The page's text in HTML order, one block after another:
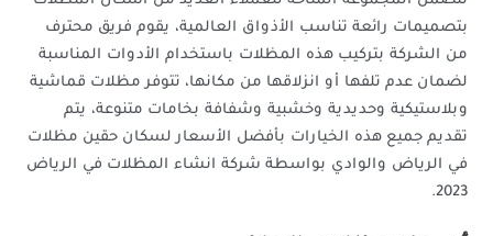
بتصميمات رائعة تناسب الأذواق العالمية، يقوم فريق محترف
من الشركة بتركيب هذه المظلات باستخدام الأدوات المناسبة
لضمان عدم تلفها أو انزلاقها من مكانها، تتوفر مظلات قماشية
وبلاستيكية وحديدية وخشبية وشفافة بخامات متنوعة، يتم
تقديم جميع هذه الخيارات بأفضل الأسعار لسكان حقين مظلات
في الرياض والوادي بواسطة شركة انشاء المظلات في الرياض
2023.